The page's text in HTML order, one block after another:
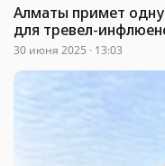
Алматы примет
для тревел-
30 июня 2025 · 13:03